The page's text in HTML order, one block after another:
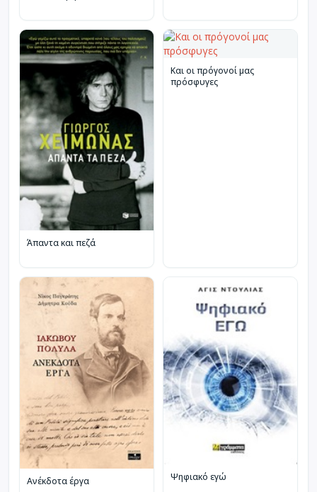
Άπαντα και πεζά
Και οι πρόγονοί μας
πρόσφυγες
Ανέκδοτα έργα Ψηφιακό εγώ